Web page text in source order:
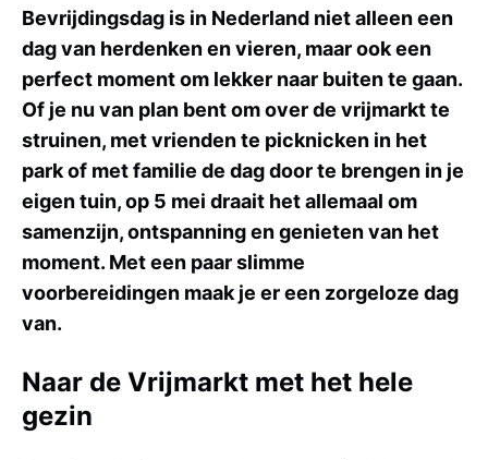
Bevrijdingsdag is in Nederland niet alleen een
dag van herdenken en vieren, maar ook een
perfect moment om lekker naar buiten te gaan.
Of je nu van plan bent om over de vrijmarkt te
struinen, met vrienden te picknicken in het
park of met familie de dag door te brengen in je
eigen tuin, op 5 mei draait het allemaal om
samenzijn, ontspanning en genieten van het
moment. Met een paar slimme
voorbereidingen maak je er een zorgeloze dag
van.
Naar de Vrijmarkt met het hele
gezin